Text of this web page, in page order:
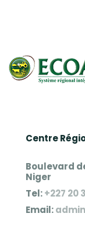
Centre
Boulevard
Niger
Tel:+227 20
Email: